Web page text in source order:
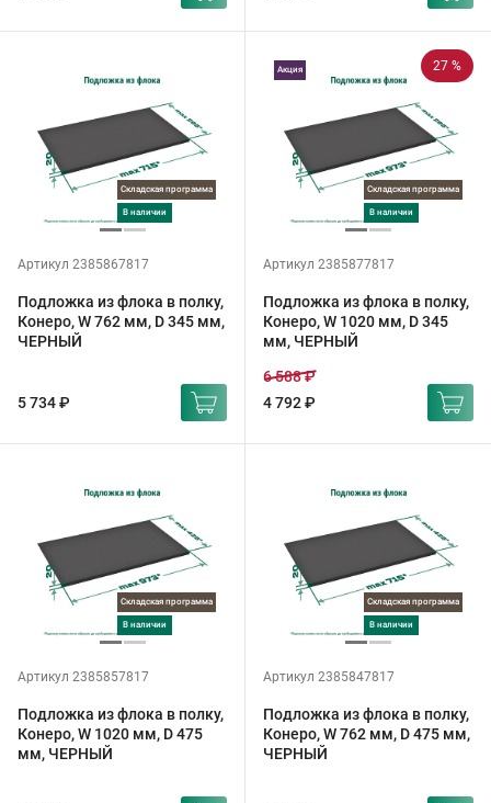
Складская программа
в наличии
Артикул 2385867817
Подложка из флока в полку,
Конеро, W 762 мм, D 345 мм,
ЧЕРНЫЙ
5 734 ₽
27 %
Складская программа
в наличии
Акция
Артикул 2385877817
Подложка из флока в полку,
Конеро, W 1020 мм, D 345
мм, ЧЕРНЫЙ
4 792 ₽
6 588 ₽
Складская программа
в наличии
Артикул 2385857817
Подложка из флока в полку,
Конеро, W 1020 мм, D 475
мм, ЧЕРНЫЙ
Складская программа
в наличии
Артикул 2385847817
Подложка из флока в полку,
Конеро, W 762 мм, D 475 мм,
ЧЕРНЫЙ